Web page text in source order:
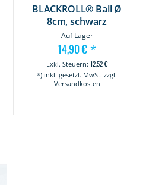
BLACKROLL® Ball Ø
8cm, schwarz
Auf Lager
14,90 € *
12,52 €
*) inkl. gesetzl. MwSt. zzgl.
Versandkosten